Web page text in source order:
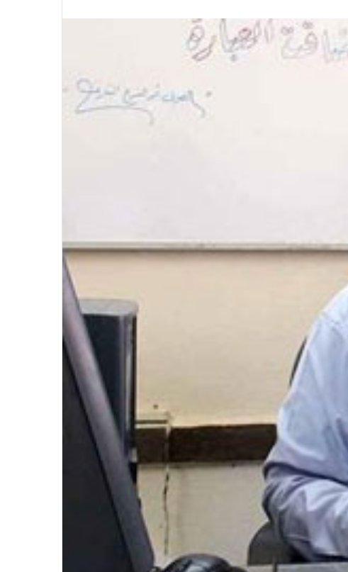
في احتفالية عيد الصحافة النجفية
بمناسبة مرور ١١٢ عاما على صدور أول
صحيفة (العلم)